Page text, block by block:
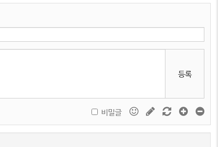
등록
비밀글